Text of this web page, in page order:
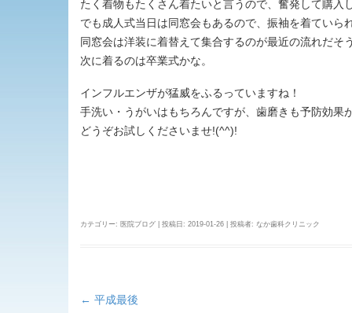
たく着物もたくさん着たいと言うので、奮発して購入
でも成人式当日は同窓会もあるので、振袖を着ていら
同窓会は洋装に着替えて集合するのが最近の流れだそ
次に着るのは卒業式かな。
インフルエンザが猛威をふるっていますね！
手洗い・うがいはもちろんですが、歯磨きも予防効果
どうぞお試しくださいませ!(^^)!
カテゴリー: 医院ブログ | 投稿日: 2019-01-26 投稿者: なか歯科クリニック
← 平成最後